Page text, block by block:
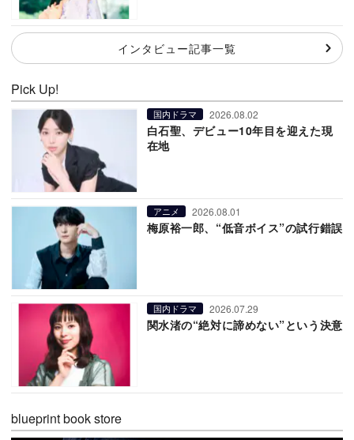
インタビュー記事一覧
Pick Up!
国内ドラマ 2026.08.02
白石聖、デビュー10年目を迎えた現
在地
アニメ 2026.08.01
梅原裕一郎、“低音ボイス”の試行錯誤
国内ドラマ 2026.07.29
関水渚の“絶対に諦めない”という決意
blueprint book store